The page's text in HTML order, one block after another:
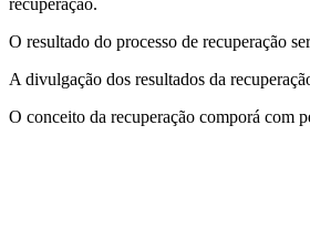
O resultado do processo de recuperação
A divulgação dos resultados da
O conceito da recuperação comporá com